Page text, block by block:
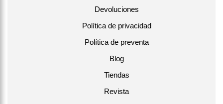
Devoluciones
Política de privacidad
Política de preventa
Blog
Tiendas
Revista